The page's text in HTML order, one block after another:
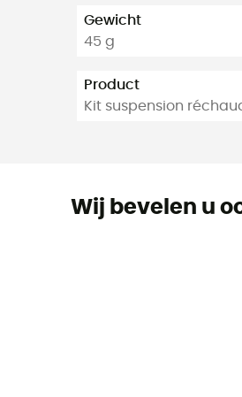
Gewicht
45 g
Product
Kit suspension
Wij bevelen u